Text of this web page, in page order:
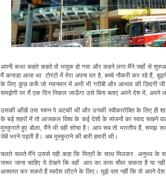
अपनी कथा कहते कहते वो भावुक हो गया और कहने लगा मैंने जहाँ से
मैं कनाडा आया था टोरंटो में मेरा अपना घर है, बच्चे नौकरी कर रहे हैं,
के लिए कुछ करूँ जो म्यानमार में अभी भी गरीबी और आभाव की ज़िदगी जी
समझेगी पर मैं एक दिन निकल जाऊँगा उसे बिना बताए अपने देश में, अपने
उसकी आँखें उस स्वप्न पे अटकी थीं और उनकी स्वीकारोक्ति के लिए ही
के बड़े शहरों में तो आजकल विश्व के कई देशों के व्यंजनों का स्वाद चखने
मुस्कुराते हुए बोला, मैंने भी वही सोचा है। आप सब तो भारतीय हैं, समझ
जेबें भरने पड़ती हैं। अब मुस्कुराने की बारी हमारी थी।
चलते चलते मैंने उससे यही कहा कि मित्रों के साथ मिलकर अनुभव के
जरूर जाना चाहिए ये देखने कि वहाँ आप का काम सँवर सकता है या
आश्वस्त कर सकते हैं स्वदेश लौटने के लिए। मुझे पता नहीं कि वो अपने देश